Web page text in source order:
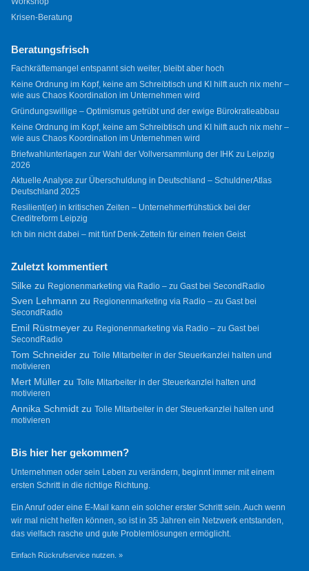
Krisen-Beratung
Beratungsfrisch
Fachkräftemangel entspannt sich weiter, bleibt aber hoch
Keine Ordnung im Kopf, keine am Schreibtisch und KI hilft auch nix mehr –
wie aus Chaos Koordination im Unternehmen wird
Gründungswillige – Optimismus getrübt und der ewige Bürokratieabbau
Keine Ordnung im Kopf, keine am Schreibtisch und KI hilft auch nix mehr –
wie aus Chaos Koordination im Unternehmen wird
Briefwahlunterlagen zur Wahl der Vollversammlung der IHK zu Leipzig
2026
Aktuelle Analyse zur Überschuldung in Deutschland – SchuldnerAtlas
Deutschland 2025
Resilient(er) in kritischen Zeiten – Unternehmerfrühstück bei der
Creditreform Leipzig
Ich bin nicht dabei – mit fünf Denk-Zetteln für einen freien Geist
Zuletzt kommentiert
Silkezu Regionenmarketing via Radio – zu Gast bei SecondRadio
Sven Lehmann zu Regionenmarketing via Radio – zu Gast bei
SecondRadio
Emil Rüstmeyerzu Regionenmarketing via Radio – zu Gast bei
SecondRadio
Tom Schneiderzu Tolle Mitarbeiter in der Steuerkanzlei halten und
motivieren
Mert Müllerzu Tolle Mitarbeiter in der Steuerkanzlei halten und
motivieren
Annika Schmidtzu Tolle Mitarbeiter in der Steuerkanzlei halten und
motivieren
Bis hier her gekommen?
Unternehmen oder sein Leben zu verändern, beginnt immer mit einem
ersten Schritt in die richtige Richtung.
Ein Anruf oder eine E-Mail kann ein solcher erster Schritt sein. Auch wenn
wir mal nicht helfen können, so ist in 35 Jahren ein Netzwerk entstanden,
das vielfach rasche und gute Problemlösungen ermöglicht.
Einfach Rückrufservice nutzen. »